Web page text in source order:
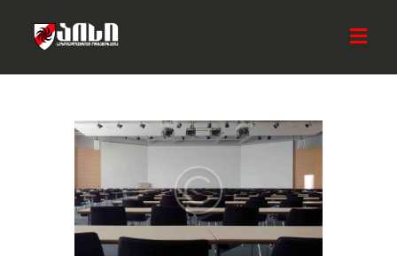
ᲛᲗᲐᲕᲐᲠᲘ
ᲩᲕᲔᲜ ᲨᲔᲡᲐᲮᲔᲑ
ᲐᲥᲢᲘᲕᲝᲑᲔᲑᲘ
ᲡᲐᲛᲮᲔᲓᲠᲝ ᲯᲒᲣᲤᲘ
ᲓᲐᲔᲮᲛᲐᲠᲔ ᲐᲘᲡᲡ